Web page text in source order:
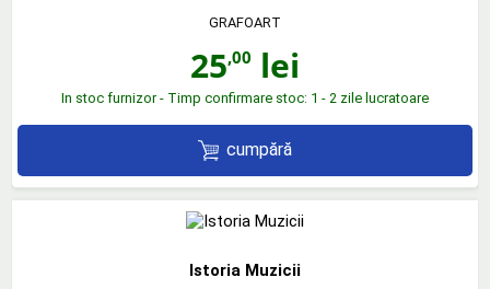
GRAFOART
25,00 lei
In stoc furnizor - Timp confirmare stoc: 1 - 2 zile lucratoare
cumpără
Istoria Muzicii